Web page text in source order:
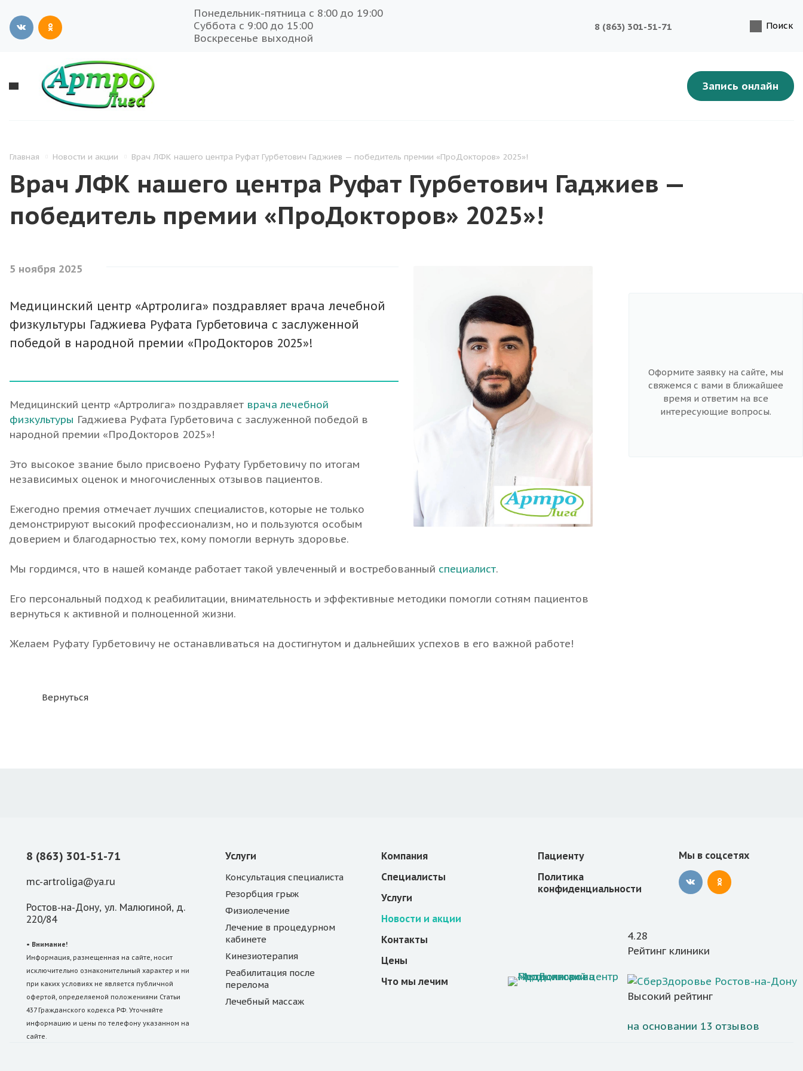
Понедельник-пятница с 8:00 до 19:00
Суббота с 9:00 до 15:00
Воскресенье выходной
8 (863) 301-51-71 Поиск
Запись онлайн
Главная Новости и акции Врач ЛФК нашего центра Руфат Гурбетович Гаджиев — победитель премии «ПроДокторов» 2025»!
Врач ЛФК нашего центра Руфат Гурбетович Гаджиев —
победитель премии «ПроДокторов» 2025»!
5 ноября 2025
Медицинский центр «Артролига» поздравляет врача лечебной
физкультуры Гаджиева Руфата Гурбетовича с заслуженной
победой в народной премии «ПроДокторов 2025»!
Медицинский центр «Артролига» поздравляет врача лечебной
физкультуры Гаджиева Руфата Гурбетовича с заслуженной победой в
народной премии «ПроДокторов 2025»!
Это высокое звание было присвоено Руфату Гурбетовичу по итогам
независимых оценок и многочисленных отзывов пациентов.
Ежегодно премия отмечает лучших специалистов, которые не только
демонстрируют высокий профессионализм, но и пользуются особым
доверием и благодарностью тех, кому помогли вернуть здоровье.
Мы гордимся, что в нашей команде работает такой увлеченный и востребованный специалист.
Его персональный подход к реабилитации, внимательность и эффективные методики помогли сотням пациентов
вернуться к активной и полноценной жизни.
Желаем Руфату Гурбетовичу не останавливаться на достигнутом и дальнейших успехов в его важной работе!
Оформите заявку на сайте, мы
свяжемся с вами в ближайшее
время и ответим на все
интересующие вопросы.
Вернуться
8 (863) 301-51-71
mc-artroliga@ya.ru
Ростов-на-Дону, ул. Малюгиной, д.
220/84
• Внимание!
Информация, размещенная на сайте, носит
исключительно ознакомительный характер и ни
при каких условиях не является публичной
офертой, определяемой положениями Статьи
437 Гражданского кодекса РФ. Уточняйте
информацию и цены по телефону указанном на
сайте.
Услуги
Консультация специалиста
Резорбция грыж
Физиолечение
Лечение в процедурном
кабинете
Кинезиотерапия
Реабилитация после
перелома
Лечебный массаж
Компания
Специалисты
Услуги
Новости и акции
Контакты
Цены
Что мы лечим
Пациенту
Политика
конфиденциальности
Мы в соцсетях
4.28
Рейтинг клиники
Высокий рейтинг
на основании 13 отзывов